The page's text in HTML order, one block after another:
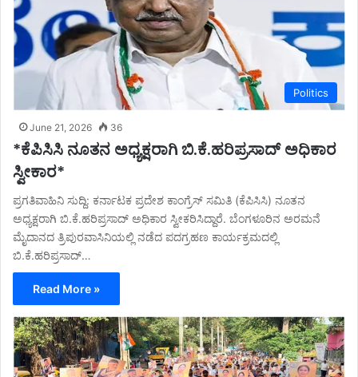
Politics
June 21, 2026 36
*ಕೆಪಿಸಿಸಿ ನೂತನ ಅಧ್ಯಕ್ಷರಾಗಿ ಬಿ.ಕೆ.ಹರಿಪ್ರಸಾದ್ ಅಧಿಕಾರ
ಸ್ವೀಕಾರ*
ಪ್ರಗತಿವಾಹಿನಿ ಸುದ್ದಿ: ಕರ್ನಾಟಕ ಪ್ರದೇಶ ಕಾಂಗ್ರೆಸ್ ಸಮಿತಿ (ಕೆಪಿಸಿಸಿ) ನೂತನ
ಅಧ್ಯಕ್ಷರಾಗಿ ಬಿ.ಕೆ.ಹರಿಪ್ರಸಾದ್ ಅಧಿಕಾರ ಸ್ವೀಕರಿಸಿದ್ದಾರೆ. ಬೆಂಗಳೂರಿನ ಅರಮನೆ
ಮೈದಾನದ ತ್ರಿಪುರವಾಸಿನಿಯಲ್ಲಿ ನಡೆದ ಪದಗ್ರಹಣ ಕಾರ್ಯಕ್ರಮದಲ್ಲಿ
ಬಿ.ಕೆ.ಹರಿಪ್ರಸಾದ್…
Read More »